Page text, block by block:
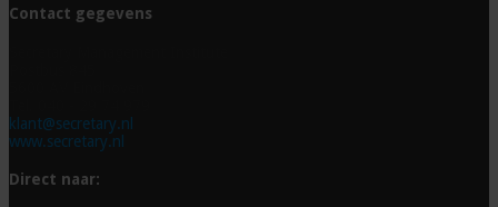
Contact gegevens
klant@secretary.nl
www.secretary.nl
Direct naar: